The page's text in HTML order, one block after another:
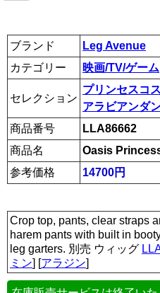
ブランド
Leg Avenue
カテゴリー
映画/TV/ゲーム
セレクション
プリンセスコ
アラビアンダ
商品番号
LLA86662
商品名
Oasis
参考価格
14700円
Crop top, pants, clear straps
harem pants with built in
leg garters. 別売 ウィッグ
ミン] [アラジン]